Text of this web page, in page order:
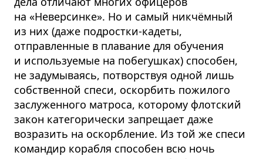
на «Неверсинке». Но и самый никчёмный
из них (даже подростки-кадеты,
отправленные в плавание для обучения
и используемые на побегушках) способен,
не задумываясь, потворствуя одной лишь
собственной спеси, оскорбить пожилого
заслуженного матроса, которому флотский
закон категорически запрещает даже
возразить на оскорбление. Из той же спеси
командир корабля способен всю ночь